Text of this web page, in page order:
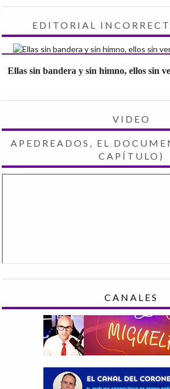
EDITORIAL
Ellas sin bandera y sin himno, ellos sin
VIDEO
APEDREADOS, EL
CAPÍTULO)
CANALES